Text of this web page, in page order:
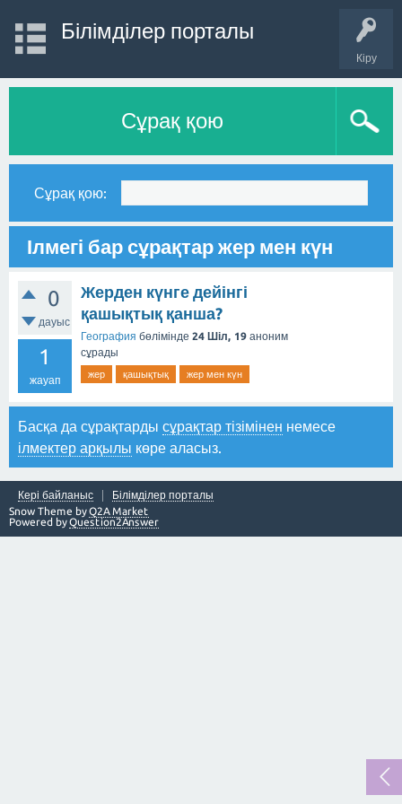
Кіру
Білімділер порталы
Сұрақ қою
Сұрақ қою:
Ілмегі бар сұрақтар жер мен күн
0
дауыс
1
жауап
Жерден күнге дейінгі
қашықтық қанша?
География бөлімінде 24 Шіл, 19 аноним
сұрады
жер қашықтық жер мен күн
Басқа да сұрақтарды сұрақтар тізімінен немесе
ілмектер арқылы көре аласыз.
Кері байланыс
Білімділер порталы
Snow Theme byQ2A Market
Powered byQuestion2Answer